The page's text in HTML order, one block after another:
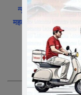
न्यूज़ इंडिया 365 –
महत्वपूर्ण समाचारो के
आप स्वयं जुड़े